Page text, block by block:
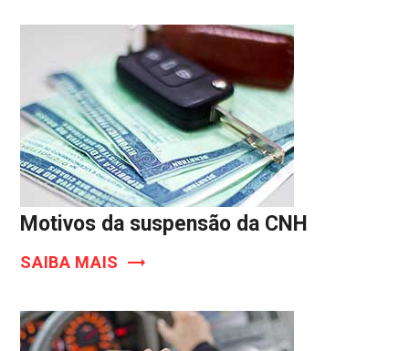
Motivos da suspensão da CNH
SAIBA MAIS